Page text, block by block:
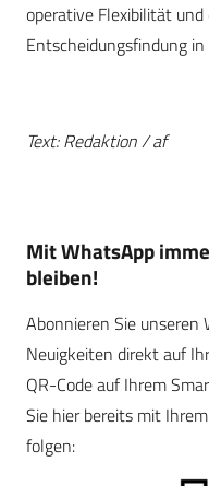
operative Flexibilität
Entscheidungsfindung
Text: Redaktion / af
Mit WhatsApp
bleiben!
Abonnieren Sie unseren
Neuigkeiten direkt auf
QR-Code auf Ihrem
Sie hier bereits mit
folgen: